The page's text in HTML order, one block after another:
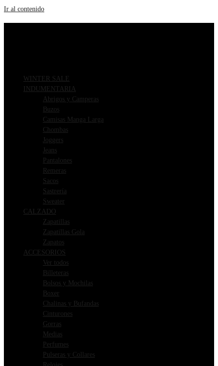
Ir al contenido
WINTER SALE
INDUMENTARIA
Abrigos y Camperas
Buzos
Camisas Manga Larga
Chombas
Joggers
Jeans
Pantalones
Remeras
Sacos
Sastrería
Sweater
CALZADO
Zapatillas
Zapatillas Gola
Zapatos
ACCESORIOS
Ver todos
Billeteras
Bolsos y Mochilas
Boxer
Chalinas y Bufandas
Cinturones
Gorras
Medias
Perfumes
Pulseras y Collares